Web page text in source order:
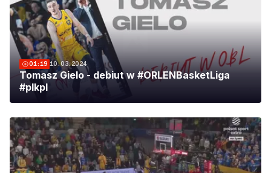
01:19 10.03.2024
Tomasz Gielo - debiut w #ORLENBasketLiga
#plkpl